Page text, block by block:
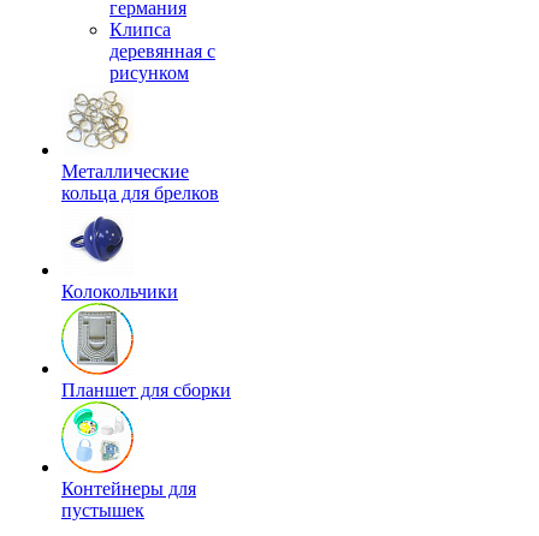
германия
Клипса
деревянная с
рисунком
Металлические
кольца для брелков
Колокольчики
Планшет для сборки
Контейнеры для
пустышек